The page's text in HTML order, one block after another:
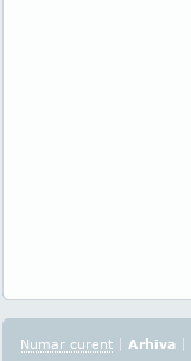
Numar curent | Arhiva |